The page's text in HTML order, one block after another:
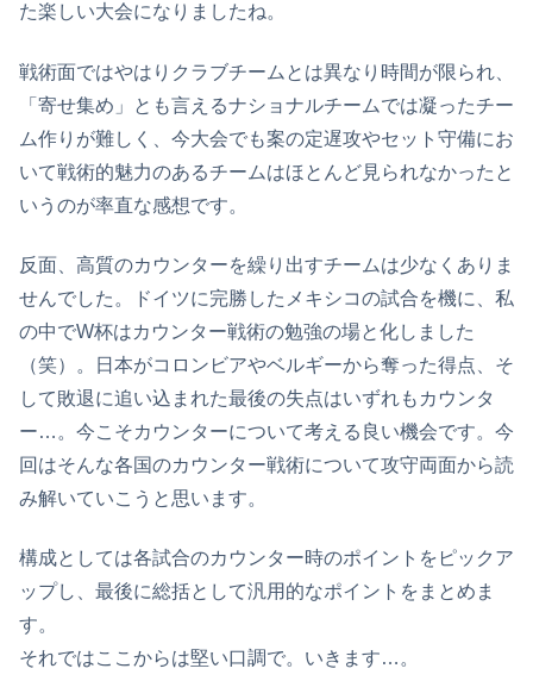
た楽しい大会になりましたね。
戦術面ではやはりクラブチームとは異なり時間が限られ、
「寄せ集め」とも言えるナショナルチームでは凝ったチー
ム作りが難しく、今大会でも案の定遅攻やセット守備にお
いて戦術的魅力のあるチームはほとんど見られなかったと
いうのが率直な感想です。
反面、高質のカウンターを繰り出すチームは少なくありま
せんでした。ドイツに完勝したメキシコの試合を機に、私
の中でW杯はカウンター戦術の勉強の場と化しました
（笑）。日本がコロンビアやベルギーから奪った得点、そ
して敗退に追い込まれた最後の失点はいずれもカウンタ
ー…。今こそカウンターについて考える良い機会です。今
回はそんな各国のカウンター戦術について攻守両面から読
み解いていこうと思います。
構成としては各試合のカウンター時のポイントをピックア
ップし、最後に総括として汎用的なポイントをまとめま
す。
それではここからは堅い口調で。いきます…。